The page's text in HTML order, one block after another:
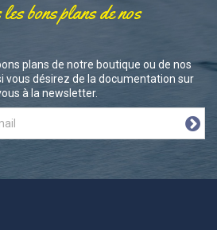
bons plans de nos
plans de notre boutique ou de nos
vous désirez de la documentation sur
à la newsletter.